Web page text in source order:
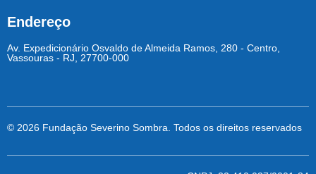
Endereço
Av. Expedicionário Osvaldo de Almeida Ramos, 280 - Centro,
Vassouras - RJ, 27700-000
© 2026 Fundação Severino Sombra. Todos os direitos reservados